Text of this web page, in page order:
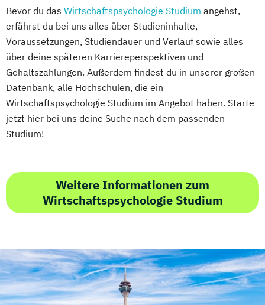
Bevor du das Wirtschaftspsychologie Studium angehst,
erfährst du bei uns alles über Studieninhalte,
Voraussetzungen, Studiendauer und Verlauf sowie alles
über deine späteren Karriereperspektiven und
Gehaltszahlungen. Außerdem findest du in unserer großen
Datenbank, alle Hochschulen, die ein
Wirtschaftspsychologie Studium im Angebot haben. Starte
jetzt hier bei uns deine Suche nach dem passenden
Studium!
Weitere Informationen zum
Wirtschaftspsychologie Studium